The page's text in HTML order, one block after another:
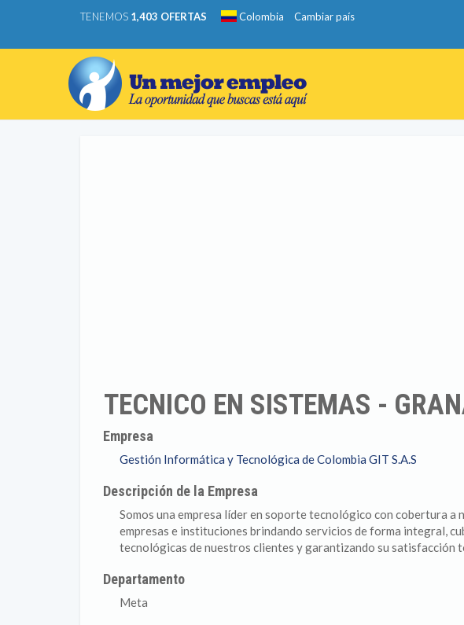
TENEMOS 1,403 OFERTAS Colombia Cambiar país
TECNICO EN SISTEMAS -
Empresa
Gestión Informática y Tecnológica de Colombia GIT S.A.S
Descripción de la Empresa
Somos una empresa líder en soporte tecnológico con cobertura a
empresas e instituciones brindando servicios de forma integral,
tecnológicas de nuestros clientes y garantizando su satisfacción
Departamento
Meta